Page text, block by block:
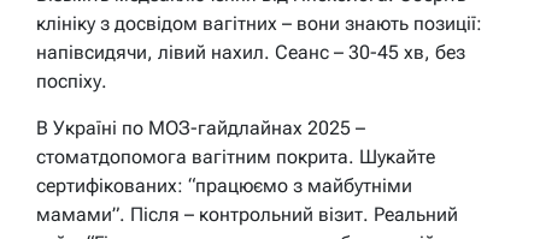
клініку з досвідом вагітних – вони знають позиції:
напівсидячи, лівий нахил. Сеанс – 30-45 хв, без
поспіху.
В Україні по МОЗ-гайдлайнах 2025 –
стоматдопомога вагітним покрита. Шукайте
сертифікованих: “працюємо з майбутніми
мамами”. Після – контрольний візит. Реальний